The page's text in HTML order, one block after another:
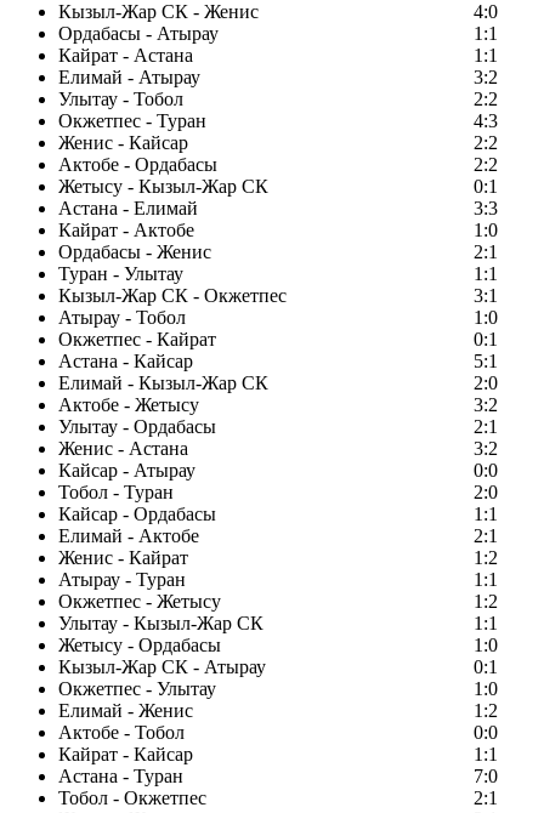
Кызыл-Жар СК - Женис
4:0
Ордабасы - Атырау
1:1
Кайрат - Астана
1:1
Елимай - Атырау
3:2
Улытау - Тобол
2:2
Окжетпес - Туран
4:3
Женис - Кайсар
2:2
Актобе - Ордабасы
2:2
Жетысу - Кызыл-Жар СК
0:1
Астана - Елимай
3:3
Кайрат - Актобе
1:0
Ордабасы - Женис
2:1
Туран - Улытау
1:1
Кызыл-Жар СК - Окжетпес
3:1
Атырау - Тобол
1:0
Окжетпес - Кайрат
0:1
Астана - Кайсар
5:1
Елимай - Кызыл-Жар СК
2:0
Актобе - Жетысу
3:2
Улытау - Ордабасы
2:1
Женис - Астана
3:2
Кайсар - Атырау
0:0
Тобол - Туран
2:0
Кайсар - Ордабасы
1:1
Елимай - Актобе
2:1
Женис - Кайрат
1:2
Атырау - Туран
1:1
Окжетпес - Жетысу
1:2
Улытау - Кызыл-Жар СК
1:1
Жетысу - Ордабасы
1:0
Кызыл-Жар СК - Атырау
0:1
Окжетпес - Улытау
1:0
Елимай - Женис
1:2
Актобе - Тобол
0:0
Кайрат - Кайсар
1:1
Астана - Туран
7:0
Тобол - Окжетпес
2:1